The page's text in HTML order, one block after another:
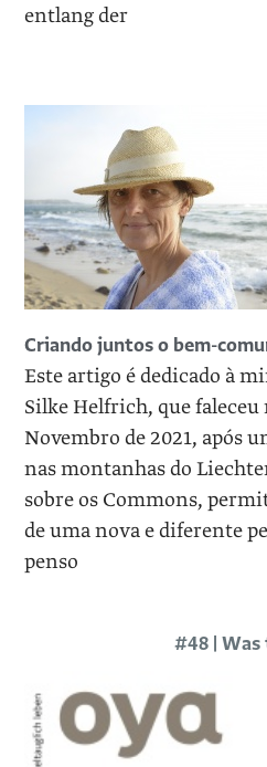
entlang der
Criando juntos o bem-
Este artigo é dedicado à
Silke Helfrich, que faleceu
Novembro de 2021, após
nas montanhas do
sobre os Commons,
de uma nova e diferente
penso
#48 | Was